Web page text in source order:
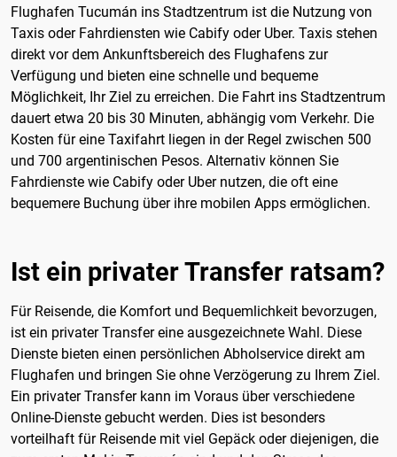
Flughafen Tucumán ins Stadtzentrum ist die Nutzung von
Taxis oder Fahrdiensten wie Cabify oder Uber. Taxis stehen
direkt vor dem Ankunftsbereich des Flughafens zur
Verfügung und bieten eine schnelle und bequeme
Möglichkeit, Ihr Ziel zu erreichen. Die Fahrt ins Stadtzentrum
dauert etwa 20 bis 30 Minuten, abhängig vom Verkehr. Die
Kosten für eine Taxifahrt liegen in der Regel zwischen 500
und 700 argentinischen Pesos. Alternativ können Sie
Fahrdienste wie Cabify oder Uber nutzen, die oft eine
bequemere Buchung über ihre mobilen Apps ermöglichen.
Ist ein privater Transfer ratsam?
Für Reisende, die Komfort und Bequemlichkeit bevorzugen,
ist ein privater Transfer eine ausgezeichnete Wahl. Diese
Dienste bieten einen persönlichen Abholservice direkt am
Flughafen und bringen Sie ohne Verzögerung zu Ihrem Ziel.
Ein privater Transfer kann im Voraus über verschiedene
Online-Dienste gebucht werden. Dies ist besonders
vorteilhaft für Reisende mit viel Gepäck oder diejenigen, die